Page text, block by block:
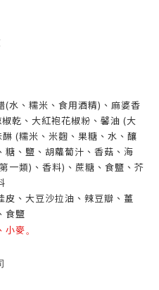
(水、糯米、食用酒精)、麻婆香
乾、大紅袍花椒粉、馨油 (大
(糯米、米麴、果糖、水、釀
、鹽、胡蘿蔔汁、香菇、海
一類)、香料)、蔗糖、食鹽、芥
皮、大豆沙拉油、辣豆瓣、薑
食鹽
小麥。